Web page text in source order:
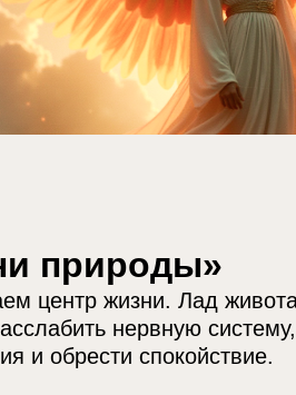
природы»
центр жизни. Лад
нервную
и обрести спокойствие.